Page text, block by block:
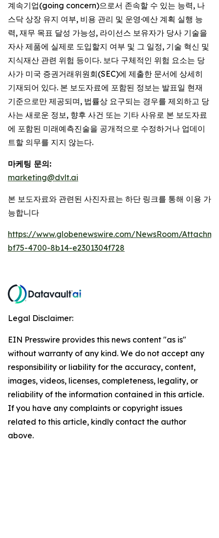
계속기업(going concern)으로서 존속할 수 있는 능력, 나
스닥 상장 유지 여부, 비용 관리 및 운영·예산 계획 실행 능
력, 재무 목표 달성 가능성, 라이선스 보유자가 당사 기술을
자사 제품에 실제로 도입할지 여부 및 그 일정, 기술 혁신 및
지식재산 관련 위험 등이다. 보다 구체적인 위험 요소는 당
사가 미국 증권거래위원회(SEC)에 제출한 문서에 상세히
기재되어 있다. 본 보도자료에 포함된 정보는 발표일 현재
기준으로만 제공되며, 법률상 요구되는 경우를 제외하고 당
사는 새로운 정보, 향후 사건 또는 기타 사유로 본 보도자료
에 포함된 미래예측진술을 공개적으로 수정하거나 업데이
트할 의무를 지지 않는다.
마케팅 문의:
marketing@dvlt.ai
본 보도자료와 관련된 사진자료는 하단 링크를 통해 이용 가
능합니다
https://www.globenewswire.com/NewsRoom/
bf75-4700-8b14-e2301304f728
Legal Disclaimer:
EIN Presswire provides this news content "as is"
without warranty of any kind. We do not accept any
responsibility or liability for the accuracy, content,
images, videos, licenses, completeness, legality, or
reliability of the information contained in this article.
If you have any complaints or copyright issues
related to this article, kindly contact the author
above.